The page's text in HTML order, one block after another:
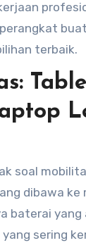
terbaik.
soal
dibawa ke
baterai yang
sering